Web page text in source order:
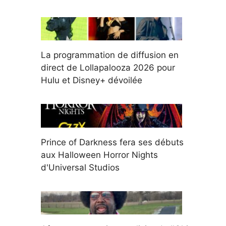
La programmation de diffusion en
direct de Lollapalooza 2026 pour
Hulu et Disney+ dévoilée
Prince of Darkness fera ses débuts
aux Halloween Horror Nights
d'Universal Studios